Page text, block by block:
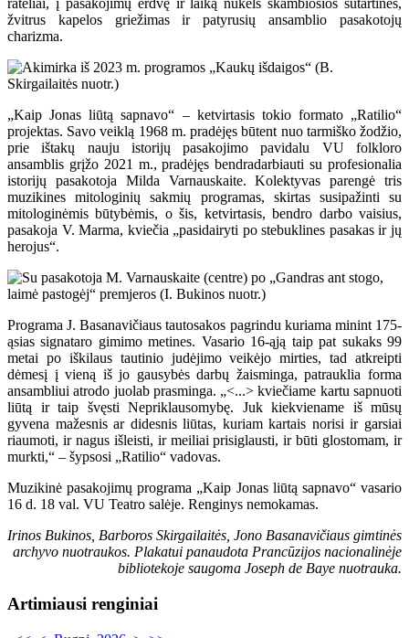
rateliai, į pasakojimų erdvę ir laiką nukels skambiosios sutartinės,
žvitrus kapelos griežimas ir patyrusių ansamblio pasakotojų
charizma.
„Kaip Jonas liūtą sapnavo“ – ketvirtasis tokio formato „Ratilio“
projektas. Savo veiklą 1968 m. pradėjęs būtent nuo tarmiško žodžio,
prie ištakų nauju istorijų pasakojimo pavidalu VU folkloro
ansamblis grįžo 2021 m., pradėjęs bendradarbiauti su profesionalia
istorijų pasakotoja Milda Varnauskaite. Kolektyvas parengė tris
muzikines mitologinių sakmių programas, skirtas susipažinti su
mitologinėmis būtybėmis, o šis, ketvirtasis, bendro darbo vaisius,
pasakoja V. Marma, kviečia „pasidairyti po stebuklines pasakas ir jų
herojus“.
Programa J. Basanavičiaus tautosakos pagrindu kuriama minint 175-
ąsias signataro gimimo metines. Vasario 16-ąją taip pat sukaks 99
metai po iškilaus tautinio judėjimo veikėjo mirties, tad atkreipti
dėmesį į vieną iš jo gausybės darbų žaisminga, patrauklia forma
ansambliui atrodo juolab prasminga. „<...> kviečiame kartu sapnuoti
liūtą ir taip švęsti Nepriklausomybę. Juk kiekviename iš mūsų
gyvena mažesnis ar didesnis liūtas, kuriam kartais norisi ir garsiai
riaumoti, ir nagus išleisti, ir meiliai prisiglausti, ir būti glostomam, ir
murkti,“ – šypsosi „Ratilio“ vadovas.
Muzikinė pasakojimų programa „Kaip Jonas liūtą sapnavo“ vasario
16 d. 18 val. VU Teatro salėje. Renginys nemokamas.
Irinos Bukinos, Barboros Skirgailaitės, Jono Basanavičiaus gimtinės
archyvo nuotraukos. Plakatui panaudota Prancūzijos nacionalinėje
bibliotekoje saugoma Joseph de Baye nuotrauka.
Artimiausi renginiai